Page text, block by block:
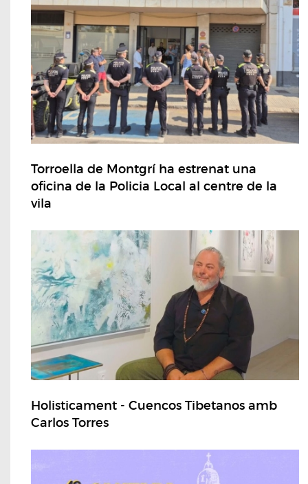
Torroella de Montgrí ha estrenat una
oficina de la Policia Local al centre de la
vila
Holisticament - Cuencos Tibetanos amb
Carlos Torres